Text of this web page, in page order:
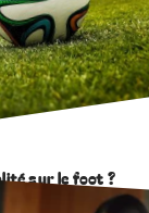
sur le foot ?